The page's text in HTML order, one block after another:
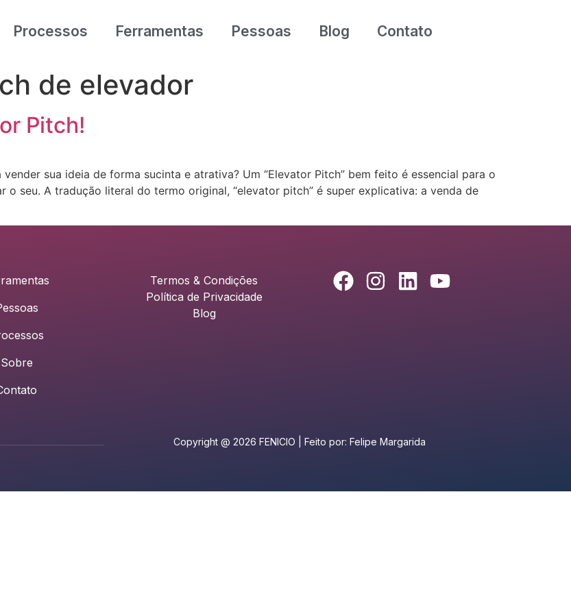
Processos Ferramentas Pessoas Blog Contato
de elevador
Pitch!
sua ideia de forma sucinta e atrativa? Um “Elevator Pitch” bem feito é essencial para o
o seu. A tradução literal do termo original, “elevator pitch” é super explicativa: a venda de
Sobre
Termos & Condições
Política de Privacidade
Blog
Copyright @ 2026 FENICIO | Feito por: Felipe Margarida